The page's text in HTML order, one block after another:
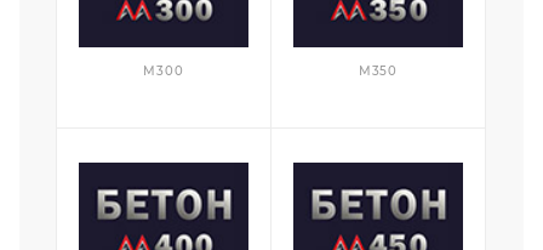
М300 М350